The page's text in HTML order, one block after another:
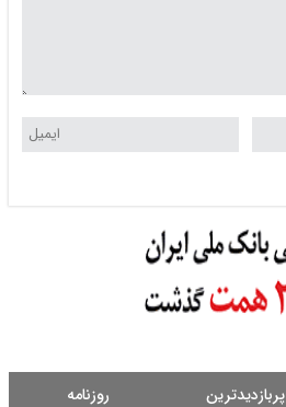
پربازدیدترین روزنامه